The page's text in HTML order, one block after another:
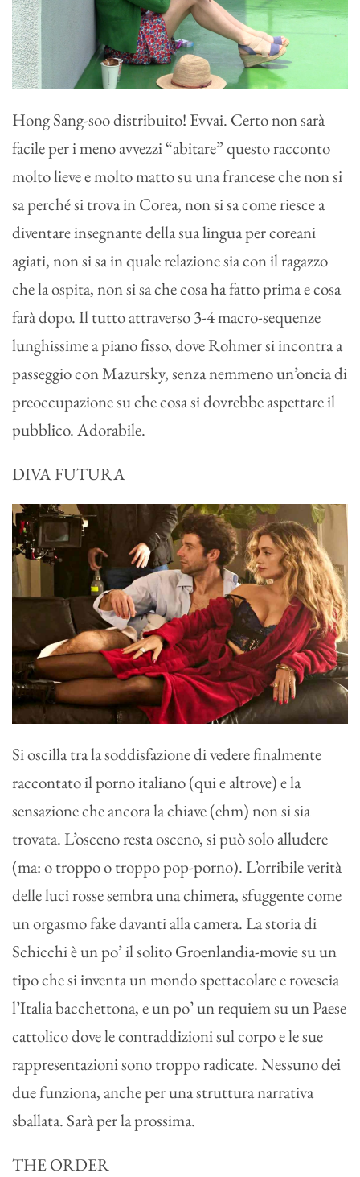
Hong Sang-soo distribuito! Evvai. Certo non sarà
facile per i meno avvezzi “abitare” questo racconto
molto lieve e molto matto su una francese che non si
sa perché si trova in Corea, non si sa come riesce a
diventare insegnante della sua lingua per coreani
agiati, non si sa in quale relazione sia con il ragazzo
che la ospita, non si sa che cosa ha fatto prima e cosa
farà dopo. Il tutto attraverso 3-4 macro-sequenze
lunghissime a piano fisso, dove Rohmer si incontra a
passeggio con Mazursky, senza nemmeno un’oncia di
preoccupazione su che cosa si dovrebbe aspettare il
pubblico. Adorabile.
DIVA FUTURA
Si oscilla tra la soddisfazione di vedere finalmente
raccontato il porno italiano (qui e altrove) e la
sensazione che ancora la chiave (ehm) non si sia
trovata. L’osceno resta osceno, si può solo alludere
(ma: o troppo o troppo pop-porno). L’orribile verità
delle luci rosse sembra una chimera, sfuggente come
un orgasmo fake davanti alla camera. La storia di
Schicchi è un po’ il solito Groenlandia-movie su un
tipo che si inventa un mondo spettacolare e rovescia
l’Italia bacchettona, e un po’ un requiem su un Paese
cattolico dove le contraddizioni sul corpo e le sue
rappresentazioni sono troppo radicate. Nessuno dei
due funziona, anche per una struttura narrativa
sballata. Sarà per la prossima.
THE ORDER